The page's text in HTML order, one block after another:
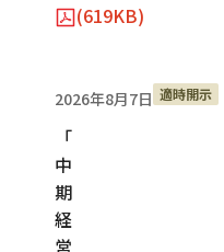
(619KB)
2026年8月7日 適時開示
「
中
期
経
営